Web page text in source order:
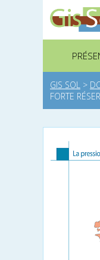
GIS SOL >
FORTE